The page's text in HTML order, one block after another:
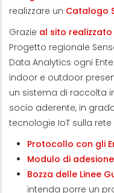
realizzare un Catalogo
Grazie al sito realizzato
Progetto regionale
Data Analytics ogni
indoor e outdoor
un sistema di raccolta
socio aderente, in
tecnologie IoT sulla rete
Protocollo con gli
Modulo di
Bozza delle Linee
intenda porre un